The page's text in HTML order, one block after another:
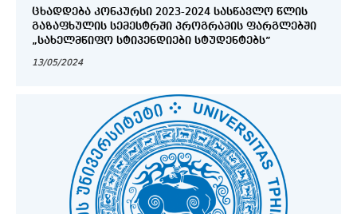
ᲪᲮᲐᲓᲓᲔᲑᲐ ᲙᲝᲜᲙᲣᲠᲡᲘ 2023-2024 ᲡᲐᲡᲬᲐᲕᲚᲝ ᲬᲚᲘᲡ
ᲒᲐᲖᲐᲤᲮᲣᲚᲘᲡ ᲡᲔᲛᲔᲡᲢᲠᲨᲘ ᲞᲠᲝᲒᲠᲐᲛᲘᲡ ᲤᲐᲠᲒᲚᲔᲑᲨᲘ
„ᲡᲐᲮᲔᲚᲛᲬᲘᲤᲝ ᲡᲢᲘᲞᲔᲜᲓᲘᲔᲑᲘ ᲡᲢᲣᲓᲔᲜᲢᲔᲑᲡ”
13/05/2024